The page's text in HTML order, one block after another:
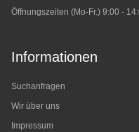
Öffnungszeiten (Mo-Fr.) 9:00 -
Informationen
Suchanfragen
Wir über uns
Impressum